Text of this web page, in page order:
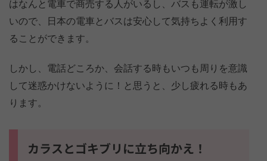
はなんと電車で商売する人がいるし、バスも運転が激し
いので、日本の電車とバスは安心して気持ちよく利用す
ることができます。
しかし、電話どころか、会話する時もいつも周りを意識
して迷惑かけないように！と思うと、少し疲れる時もあ
ります。
カラスとゴキブリに立ち向かえ！